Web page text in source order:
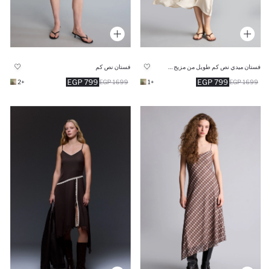
799 EGP 1699 EGP
+1
فستان نص كم
799 EGP 1699 EGP
+2